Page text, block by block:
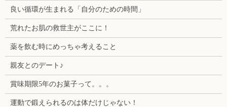
良い循環が生まれる「自分のための時間」
荒れたお肌の救世主がここに！
薬を飲む時にめっちゃ考えること
親友とのデート♪
賞味期限5年のお菓子って。。。
運動で鍛えられるのは体だけじゃない！